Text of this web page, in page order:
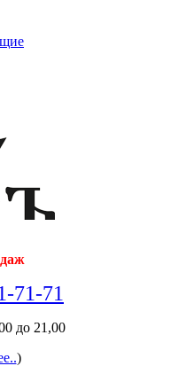
71-71
до 21,00
)